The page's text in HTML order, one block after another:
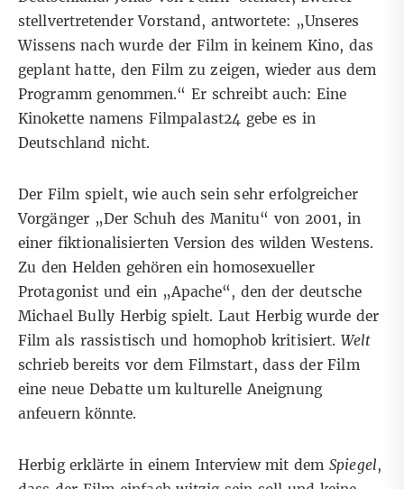
stellvertretender Vorstand, antwortete: „Unseres
Wissens nach wurde der Film in keinem Kino, das
geplant hatte, den Film zu zeigen, wieder aus dem
Programm genommen.“ Er schreibt auch: Eine
Kinokette namens Filmpalast24 gebe es in
Deutschland nicht.
Der Film spielt, wie auch seinsehr erfolgreicher
Vorgänger„Der Schuh des Manitu“ von 2001, in
einer fiktionalisierten Version des wilden Westens.
Zu den Helden gehören ein homosexueller
Protagonist und ein „Apache“, den der deutsche
Michael Bully Herbig spielt.Laut Herbigwurde der
Film als rassistisch und homophob kritisiert. Welt
schrieb bereits vor dem Filmstart, dass der Film
eine neue Debatte umkulturelle Aneignung
anfeuern könnte.
Herbig erklärte in einem Interview mit demSpiegel,